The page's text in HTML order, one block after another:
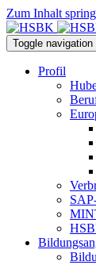
Zum Inhalt
Toggle navigation
Profil